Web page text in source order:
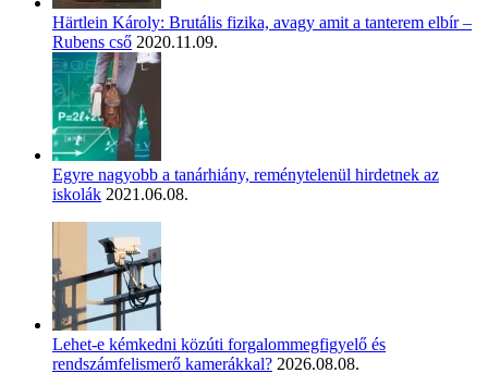
Härtlein Károly: Brutális fizika, avagy amit a tanterem elbír –
Rubens cső 2020.11.09.
Egyre nagyobb a tanárhiány, reménytelenül hirdetnek az
iskolák 2021.06.08.
Lehet-e kémkedni közúti forgalommegfigyelő és
rendszámfelismerő kamerákkal? 2026.08.08.